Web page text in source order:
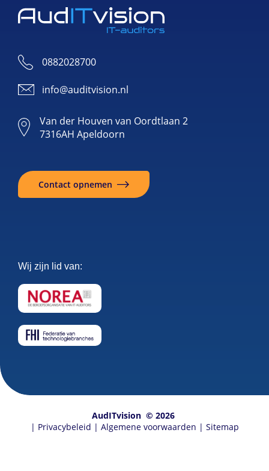
0882028700
info@auditvision.nl
Van der Houven van Oordtlaan 2
7316AH Apeldoorn
Contact opnemen
Wij zijn lid van:
AudITvision © 2026
| Privacybeleid | Algemene voorwaarden | Sitemap